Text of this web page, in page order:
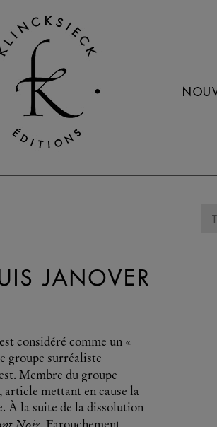
JANOVER
considéré comme un «
groupe surréaliste
Membre du groupe
article mettant en cause la
À la suite de la dissolution